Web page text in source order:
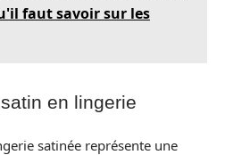
faut savoir sur les
en lingerie
satinée représente une